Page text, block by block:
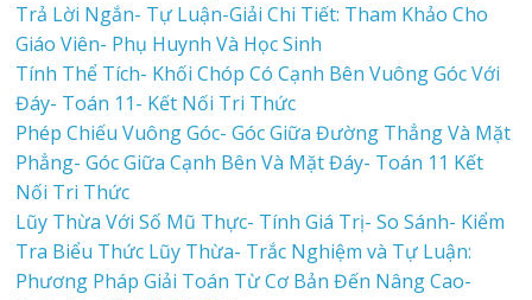
Trả Lời Ngắn- Tự Luận-Giải Chi Tiết: Tham Khảo Cho
Giáo Viên- Phụ Huynh Và Học Sinh
Tính Thể Tích- Khối Chóp Có Cạnh Bên Vuông Góc Với
Đáy- Toán 11- Kết Nối Tri Thức
Phép Chiếu Vuông Góc- Góc Giữa Đường Thẳng Và Mặt
Phẳng- Góc Giữa Cạnh Bên Và Mặt Đáy- Toán 11 Kết
Nối Tri Thức
Lũy Thừa Với Số Mũ Thực- Tính Giá Trị- So Sánh- Kiểm
Tra Biểu Thức Lũy Thừa- Trắc Nghiệm và Tự Luận:
Phương Pháp Giải Toán Từ Cơ Bản Đến Nâng Cao-